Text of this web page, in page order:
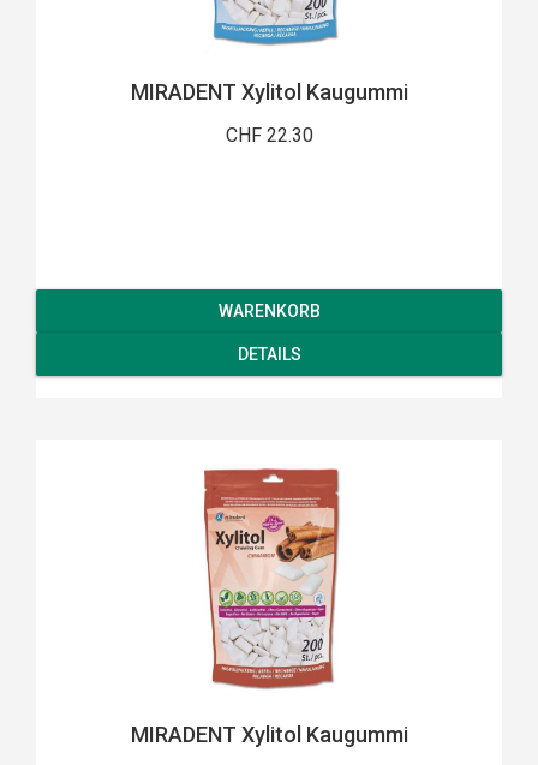
MIRADENT Xylitol Kaugummi
CHF 22.30
WARENKORB
DETAILS
MIRADENT Xylitol Kaugummi